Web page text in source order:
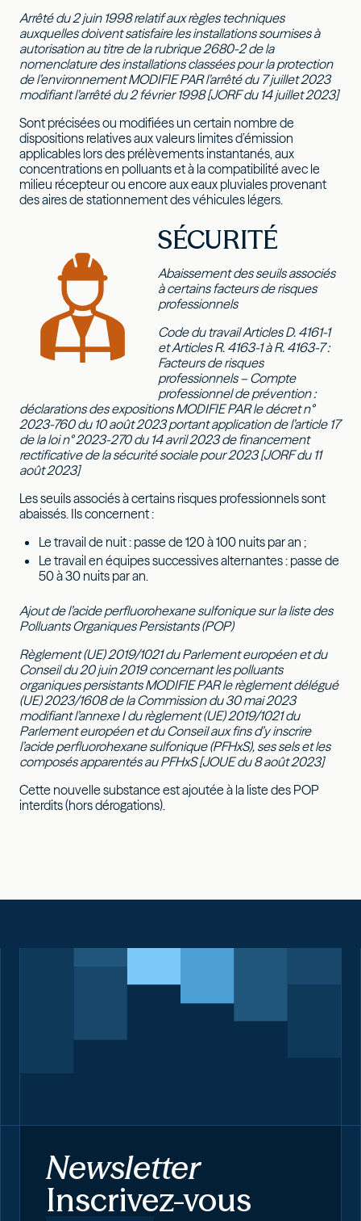
Arrêté du 2 juin 1998 relatif aux règles techniques
auxquelles doivent satisfaire les installations soumises à
autorisation au titre de la rubrique 2680-2 de la
nomenclature des installations classées pour la protection
de l’environnement MODIFIE PAR l’arrêté du 7 juillet 2023
modifiant l’arrêté du 2 février 1998 [JORF du 14 juillet 2023]
Sont précisées ou modifiées un certain nombre de
dispositions relatives aux valeurs limites d’émission
applicables lors des prélèvements instantanés, aux
concentrations en polluants et à la compatibilité avec le
milieu récepteur ou encore aux eaux pluviales provenant
des aires de stationnement des véhicules légers.
SÉCURITÉ
Abaissement des seuils associés
à certains facteurs de risques
professionnels
Code du travail Articles D. 4161-1
et Articles R. 4163-1 à R. 4163-7 :
Facteurs de risques
professionnels – Compte
professionnel de prévention :
déclarations des expositions MODIFIE PAR le décret n°
2023-760 du 10 août 2023 portant application de l’article 17
de la loi n° 2023-270 du 14 avril 2023 de financement
rectificative de la sécurité sociale pour 2023 [JORF du 11
août 2023]
Les seuils associés à certains risques professionnels sont
abaissés. Ils concernent :
Le travail de nuit : passe de 120 à 100 nuits par an ;
Le travail en équipes successives alternantes : passe de
50 à 30 nuits par an.
Ajout de l’acide perfluorohexane sulfonique sur la liste des
Polluants Organiques Persistants (POP)
Règlement (UE) 2019/1021 du Parlement européen et du
Conseil du 20 juin 2019 concernant les polluants
organiques persistants MODIFIE PAR le règlement délégué
(UE) 2023/1608 de la Commission du 30 mai 2023
modifiant l’annexe I du règlement (UE) 2019/1021 du
Parlement européen et du Conseil aux fins d’y inscrire
l’acide perfluorohexane sulfonique (PFHxS), ses sels et les
composés apparentés au PFHxS [JOUE du 8 août 2023]
Cette nouvelle substance est ajoutée à la liste des POP
interdits (hors dérogations).
Newsletter
Inscrivez-vous